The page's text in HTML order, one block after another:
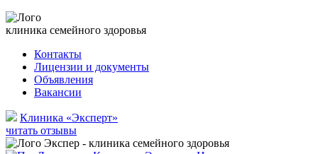
клиника семейного здоровья
Контакты
Лицензии и документы
Объявления
Вакансии
Клиника «Эксперт»
читать отзывы